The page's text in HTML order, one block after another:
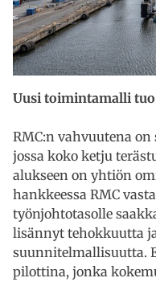
Uusi toimintamalli
RMC:n vahvuutena
jossa koko ketju
alukseen on yhtiön
hankkeessa RMC
työnjohtotasolle
lisännyt tehokkuutta
suunnitelmallisuutta.
pilottina, jonka